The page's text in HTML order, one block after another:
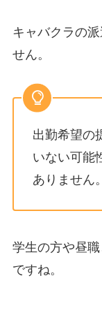
キャバクラの
せん。
出勤希望の
いない可能
ありません。
学生の方や昼
ですね。